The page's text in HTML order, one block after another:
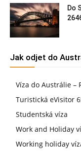
Do
Jak odjet do
Víza do Austrálie –
Turistická eVisitor
Studentská víza
Work and Holiday
Working holiday